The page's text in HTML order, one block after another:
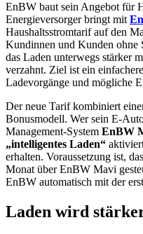
EnBW baut sein Angebot für
Energieversorger bringt mit
Haushaltsstromtarif auf den
Kundinnen und Kunden ohne
das Laden unterwegs stärker
verzahnt. Ziel ist ein
Ladevorgänge und mögliche
Der neue Tarif kombiniert
Bonusmodell. Wer sein E-
Management-System EnBW
„intelligentes Laden“
erhalten. Voraussetzung ist,
Monat über EnBW Mavi
EnBW automatisch mit der
Laden wird